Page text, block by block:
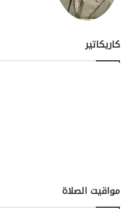
كاريكاتير
مواقيت الصلاة